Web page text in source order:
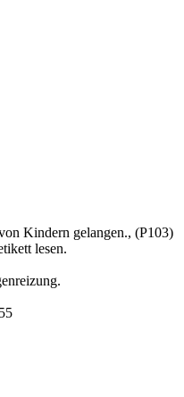
Kindern gelangen., (P103)
lesen.